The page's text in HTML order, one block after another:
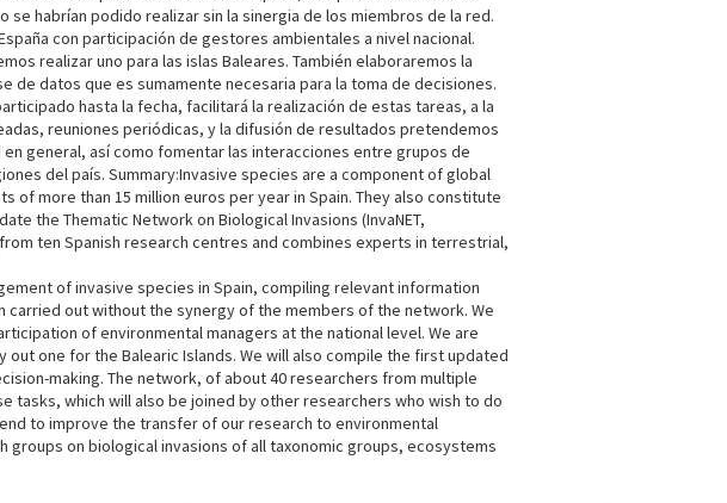
habrían podido realizar sin la sinergia de los miembros de la red.
con participación de gestores ambientales a nivel nacional.
realizar uno para las islas Baleares. También elaboraremos la
de datos que es sumamente necesaria para la toma de decisiones.
hasta la fecha, facilitará la realización de estas tareas, a la
reuniones periódicas, y la difusión de resultados pretendemos
general, así como fomentar las interacciones entre grupos de
del país. Summary:Invasive species are a component of global
more than 15 million euros per year in Spain. They also constitute
the Thematic Network on Biological Invasions (InvaNET,
ten Spanish research centres and combines experts in terrestrial,
of invasive species in Spain, compiling relevant information
out without the synergy of the members of the network. We
of environmental managers at the national level. We are
one for the Balearic Islands. We will also compile the first updated
making. The network, of about 40 researchers from multiple
which will also be joined by other researchers who wish to do
to improve the transfer of our research to environmental
on biological invasions of all taxonomic groups, ecosystems